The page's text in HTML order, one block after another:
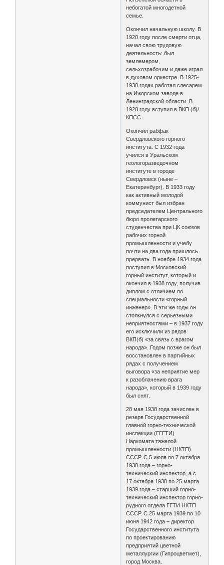
небогатой многодетной
семье.
Окончил начальную школу. В
1920 году после смерти отца,
начал свою трудовую
деятельность: был
землемером,
сельхозрабочим и даже играл
в духовом оркестре. В 1925-
1930 годах работал слесарем
на Ижорском заводе в
Ленинградской области. В
1928 году вступил в ВКП (б)/
КПСС.
Окончил рабфак
Свердловского горного
института. С 1932 года
учился в Уральском
геологоразведочном
институте в городе
Свердловск (ныне –
Екатеринбург). В 1933 году
как активный молодой
коммунист был избран
председателем Центрального
бюро пролетарского
студенчества при ЦК союзов
рабочих горной
промышленности и учебу
почти на два года пришлось
прервать. В ноябре 1934 года
поступил в Московский
горный институт, который и
окончил в 1938 году, получив
диплом с отличием по
специальности «горный
инженер». В эти же годы он
столкнулся с серьезными
неприятностями – в 1937 году
его исключили из рядов
ВКП(б) «за связь с врагом
народа». Годом позже он был
восстановлен в партийных
рядах с получением
выговора «за неприятие мер
к разоблачению врага
народа», который в 1939 году
был снят.
28 мая 1938 года зачислен в
резерв Государственной
главной горно-технической
инспекции (ГГГТИ)
Наркомата тяжелой
промышленности (НКТП)
СССР. С 5 июля по 7 октября
1938 года – горно-
технический инспектор, а с
17 октября 1938 по 25 марта
1939 года – старший горно-
технический инспектор горно-
рудного отдела ГГТИ НКТП
СССР. С 25 марта 1939 по 10
июня 1942 года – директор
Государственного института
по проектированию
предприятий цветной
металлургии (Гипроцветмет),
город Москва.